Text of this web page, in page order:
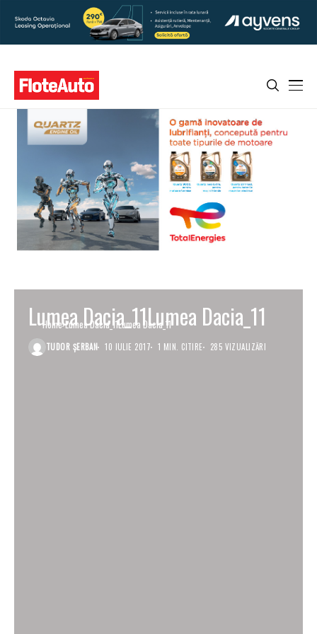
Home Lumea Dacia_11Lumea Dacia_11
Lumea Dacia_11Lumea Dacia_11
TUDOR ȘERBAN 10 IULIE 2017 1 MIN. CITIRE 285 VIZUALIZĂRI